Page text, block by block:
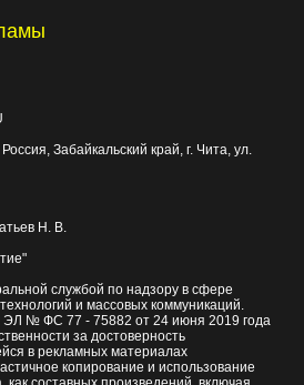
Россия, Забайкальский край, г. Чита, ул.
Н. В.
службой по надзору в сфере
и массовых коммуникаций.
ЭЛ № ФС 77 - 75882 от 24 июня 2019 года
за достоверность
в рекламных материалах
копирование и использование